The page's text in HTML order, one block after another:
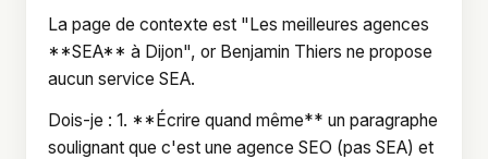
La page de contexte est "Les meilleures agences
**SEA** à Dijon", or Benjamin Thiers ne propose
aucun service SEA.
Dois-je : 1. **Écrire quand même** un paragraphe
soulignant que c'est une agence SEO (pas SEA) et